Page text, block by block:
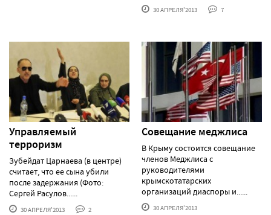
30 АПРЕЛЯ'2013 7
Управляемый
терроризм
Зубейдат Царнаева (в центре)
считает, что ее сына убили
после задержания (Фото:
Сергей Расулов......
30 АПРЕЛЯ'2013 2
Cовещание меджлиса
В Крыму состоится совещание
членов Меджлиса с
руководителями
крымскотатарских
организаций диаспоры и......
30 АПРЕЛЯ'2013